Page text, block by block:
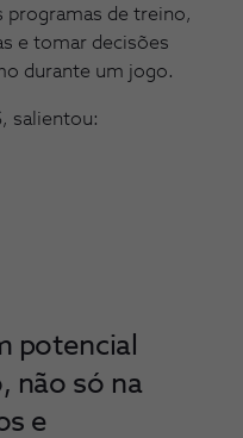
programas de treino,
e tomar decisões
durante um jogo.
salientou:
potencial
não só na
e